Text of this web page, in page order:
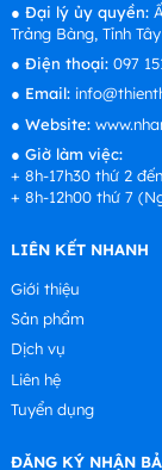
● Đại lý ủy quyền:
Trảng Bàng, Tỉnh
● Điện thoại: 097
● Email:
● Website:
● Giờ làm việc:
+ 8h-17h30 thứ 2
+ 8h-12h00 thứ 7
LIÊN KẾT NHANH
Giới thiệu
Sản phẩm
Dịch vụ
Liên hệ
Tuyển dụng
ĐĂNG KÝ NHẬN